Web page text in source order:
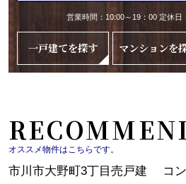
営業時間：10:00～19：00 定休日
一戸建てを探す マンションを
オススメ物件はこちらです。
市川市大野町3丁目売戸建 コ